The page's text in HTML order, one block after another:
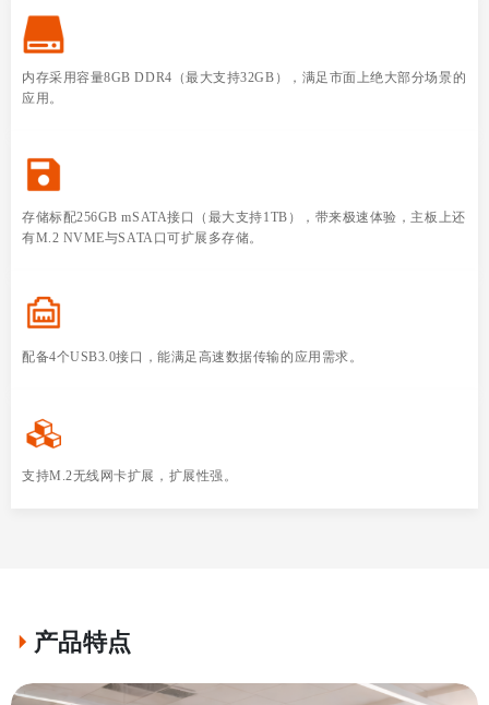
内存采用容量8GB DDR4（最大支持32GB），满足市面上绝大部分场景的
应用。
存储标配256GB mSATA接口（最大支持1TB），带来极速体验，主板上还
有M.2 NVME与SATA口可扩展多存储。
配备4个USB3.0接口，能满足高速数据传输的应用需求。
支持M.2无线网卡扩展，扩展性强。
产品特点